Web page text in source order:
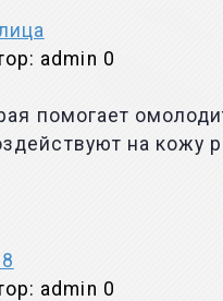
admin 0
помогает
на кожу
admin 0